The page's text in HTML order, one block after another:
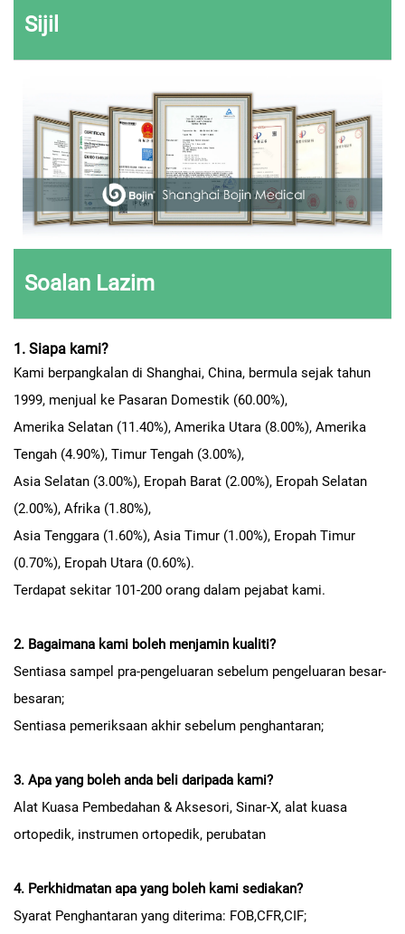
Sijil
Soalan Lazim
1. Siapa kami?
Kami berpangkalan di Shanghai, China, bermula sejak tahun
1999, menjual ke Pasaran Domestik (60.00%),
Amerika Selatan (11.40%), Amerika Utara (8.00%), Amerika
Tengah (4.90%), Timur Tengah (3.00%),
Asia Selatan (3.00%), Eropah Barat (2.00%), Eropah Selatan
(2.00%), Afrika (1.80%),
Asia Tenggara (1.60%), Asia Timur (1.00%), Eropah Timur
(0.70%), Eropah Utara (0.60%).
Terdapat sekitar 101-200 orang dalam pejabat kami.
2. Bagaimana kami boleh menjamin kualiti?
Sentiasa sampel pra-pengeluaran sebelum pengeluaran besar-
besaran;
Sentiasa pemeriksaan akhir sebelum penghantaran;
3. Apa yang boleh anda beli daripada kami?
Alat Kuasa Pembedahan & Aksesori, Sinar-X, alat kuasa
ortopedik, instrumen ortopedik, perubatan
4. Perkhidmatan apa yang boleh kami sediakan?
Syarat Penghantaran yang diterima: FOB,CFR,CIF;